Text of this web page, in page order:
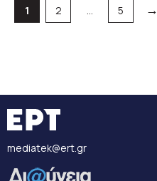
Σελίδα
1 Σελίδα
2 … Σελίδα
5 →
mediatek@ert.gr